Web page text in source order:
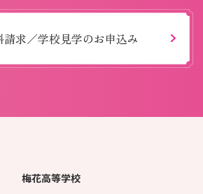
請求／学校見学のお申込み
梅花高等学校